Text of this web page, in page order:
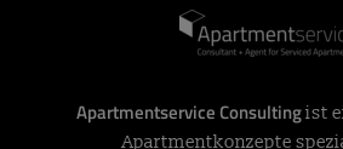
Apartmentservice Consultingist
Apartmentkonzepte